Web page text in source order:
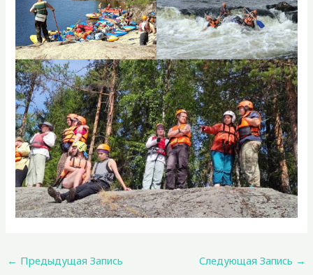
← Предыдущая Запись Следующая Запись →